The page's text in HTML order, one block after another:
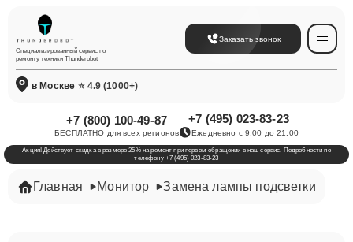
Специализированный сервис по
ремонту техники Thunderobot
Заказать звонок
в Москве ⭐ 4.9 (1000+)
+7 (800) 100-49-87
БЕСПЛАТНО для всех регионов
+7 (495) 023-83-23
Ежедневно с 9:00 до 21:00
Акция! Действует скидка в размере 25% на ремонт при первом обращении в наш сервис. Подробности по
телефону +7 (495) 023-83-23
Главная Монитор Замена лампы подсветки